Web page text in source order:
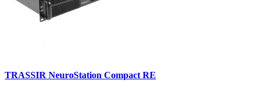
TRASSIR NeuroStation Compact RE